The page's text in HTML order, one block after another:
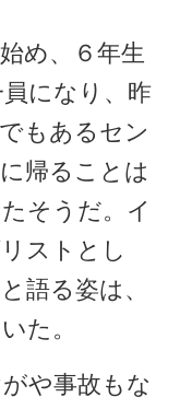
め、６年生
になり、昨
もあるセン
帰ることは
そうだ。イ
ストとし
語る姿は、
た。
や事故もな